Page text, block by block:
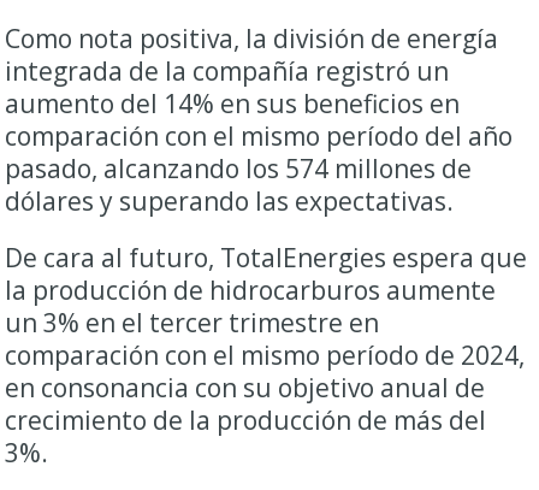
Como nota positiva, la división de energía
integrada de la compañía registró un
aumento del 14% en sus beneficios en
comparación con el mismo período del año
pasado, alcanzando los 574 millones de
dólares y superando las expectativas.
De cara al futuro, TotalEnergies espera que
la producción de hidrocarburos aumente
un 3% en el tercer trimestre en
comparación con el mismo período de 2024,
en consonancia con su objetivo anual de
crecimiento de la producción de más del
3%.